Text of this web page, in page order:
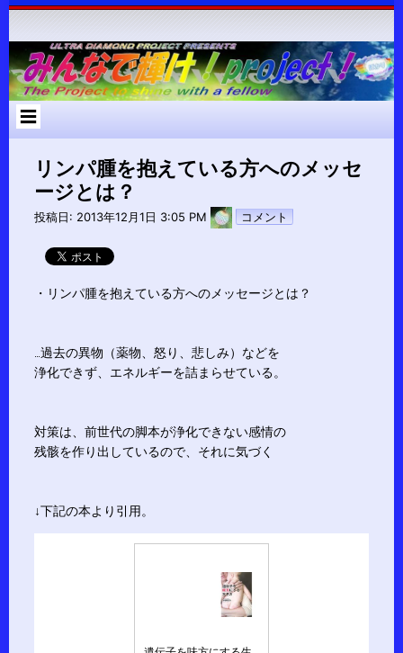
コ
ン
ツ
へ
ス
リンパ腫を抱えている方へのメッセ
ージとは？
投稿日: 2013年12月1日 3:05 PM pokari7
コメント
・リンパ腫を抱えている方へのメッセージとは？
…過去の異物（薬物、怒り、悲しみ）などを
浄化できず、エネルギーを詰まらせている。
対策は、前世代の脚本が浄化できない感情の
残骸を作り出しているので、それに気づく
↓下記の本より引用。